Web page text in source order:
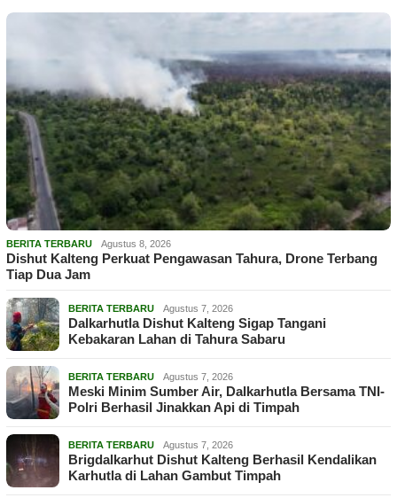
BERITA TERBARU Agustus 8, 2026
Dishut Kalteng Perkuat Pengawasan Tahura, Drone Terbang
Tiap Dua Jam
BERITA TERBARU Agustus 7, 2026
Dalkarhutla Dishut Kalteng Sigap Tangani
Kebakaran Lahan di Tahura Sabaru
BERITA TERBARU Agustus 7, 2026
Meski Minim Sumber Air, Dalkarhutla Bersama TNI-
Polri Berhasil Jinakkan Api di Timpah
BERITA TERBARU Agustus 7, 2026
Brigdalkarhut Dishut Kalteng Berhasil Kendalikan
Karhutla di Lahan Gambut Timpah